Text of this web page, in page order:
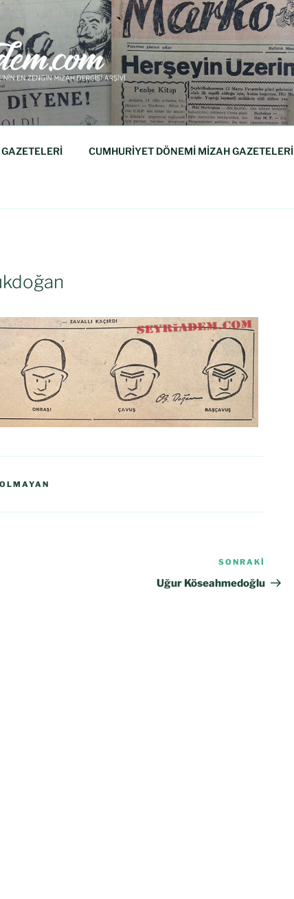
Mizah Dergisi Arşividir.
CUMHURİYET DÖNEMİ MİZAH GAZETELERİ
SONRAKI
Uğur Köseahmedoğlu